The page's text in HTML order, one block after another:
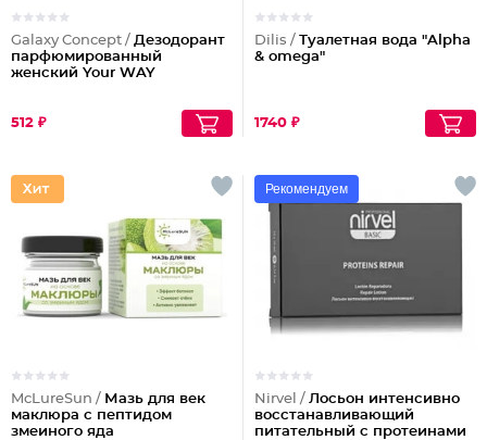
Galaxy Concept / Дезодорант
парфюмированный
женский Your WAY
512 ₽
Dilis / Туалетная вода "Alpha
& omega"
1740 ₽
McLureSun / Мазь для век
маклюра с пептидом
змеиного яда
Рекомендуем
Nirvel / Лосьон интенсивно
восстанавливающий
питательный с протеинами